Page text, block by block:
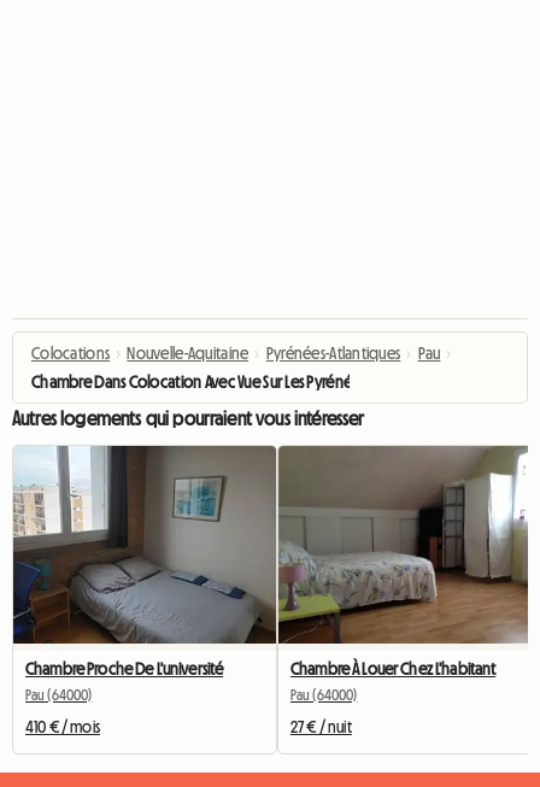
Colocations › Nouvelle-Aquitaine › Pyrénées-Atlantiques › Pau ›
Chambre Dans Colocation Avec Vue Sur Les Pyrénées à PAU
Autres logements qui pourraient vous intéresser
Chambre Proche De L'université
Pau (64000)
410 € / mois
Chambre À Louer Chez L'habitant
Pau (64000)
27 € / nuit